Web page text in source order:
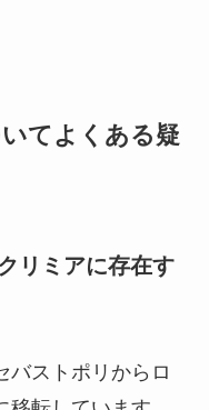
てよくある疑
リミアに存在す
バストポリからロ